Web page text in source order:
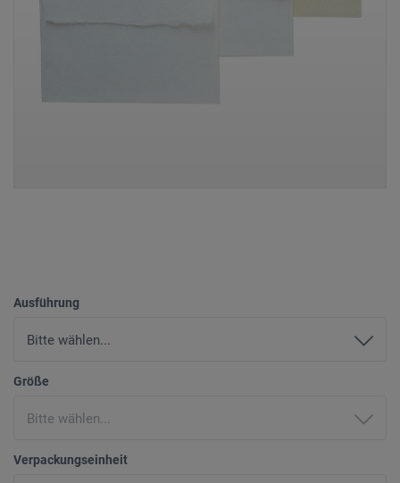
Ausführung
Größe
Verpackungseinheit